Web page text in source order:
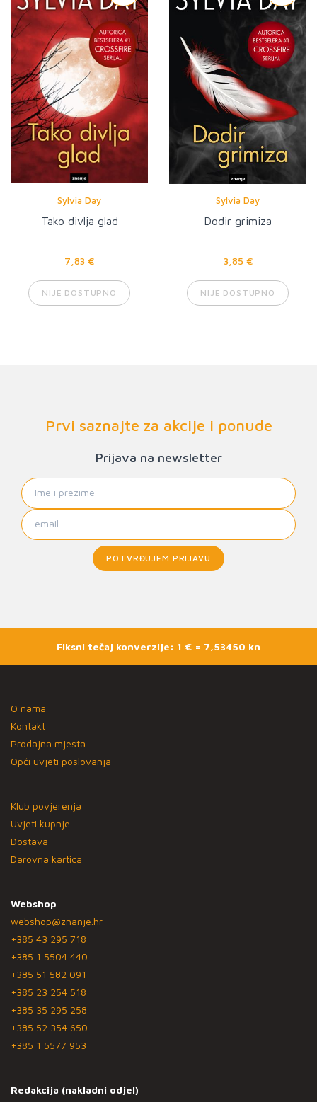
Sylvia Day
Tako divlja glad
7,83 €
NIJE DOSTUPNO
Sylvia Day
Dodir grimiza
3,85 €
NIJE DOSTUPNO
Prvi saznajte za akcije i ponude
Prijava na newsletter
POTVRĐUJEM PRIJAVU
Fiksni tečaj konverzije: 1 € = 7,53450 kn
O nama
Kontakt
Prodajna mjesta
Opći uvjeti poslovanja
Klub povjerenja
Uvjeti kupnje
Dostava
Darovna kartica
Webshop
webshop@znanje.hr
+385 43 295 718
+385 1 5504 440
+385 51 582 091
+385 23 254 518
+385 35 295 258
+385 52 354 650
+385 1 5577 953
Redakcija (nakladni odjel)